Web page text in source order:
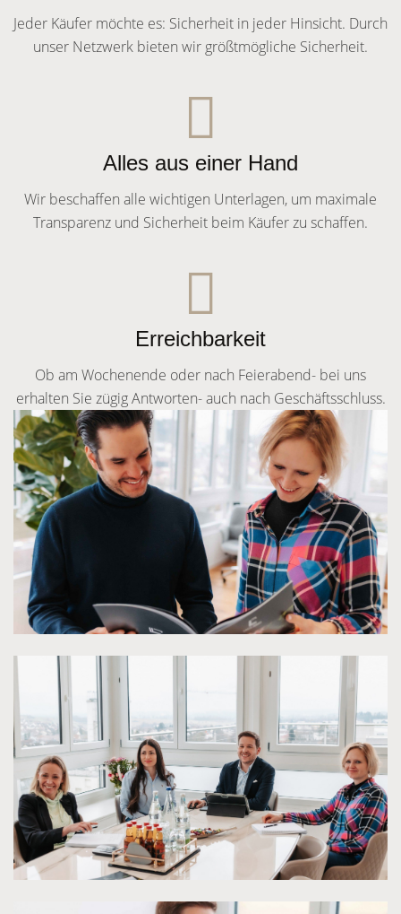
Jeder Käufer möchte es: Sicherheit in jeder Hinsicht. Durch
unser Netzwerk bieten wir größtmögliche Sicherheit.
Alles aus einer Hand
Wir beschaffen alle wichtigen Unterlagen, um maximale
Transparenz und Sicherheit beim Käufer zu schaffen.
Erreichbarkeit
Ob am Wochenende oder nach Feierabend- bei uns
erhalten Sie zügig Antworten- auch nach Geschäftsschluss.